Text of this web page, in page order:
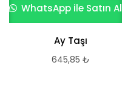
WhatsApp ile Satın Al
Ay Taşı
645,85 ₺